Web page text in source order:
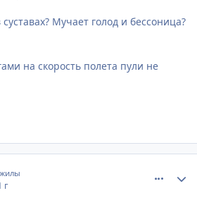
Мучает голод и бессоница?
на скорость полета пули не
г